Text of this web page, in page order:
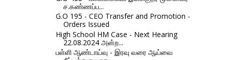
ச.கண்ணப்ப...
G.O 195 - CEO Transfer and Promotion -
Orders Issued
High School HM Case - Next Hearing
22.08.2024 அன்ற...
பள்ளி ஆண்டாய்வு - இரவு வரை ஆய்வை